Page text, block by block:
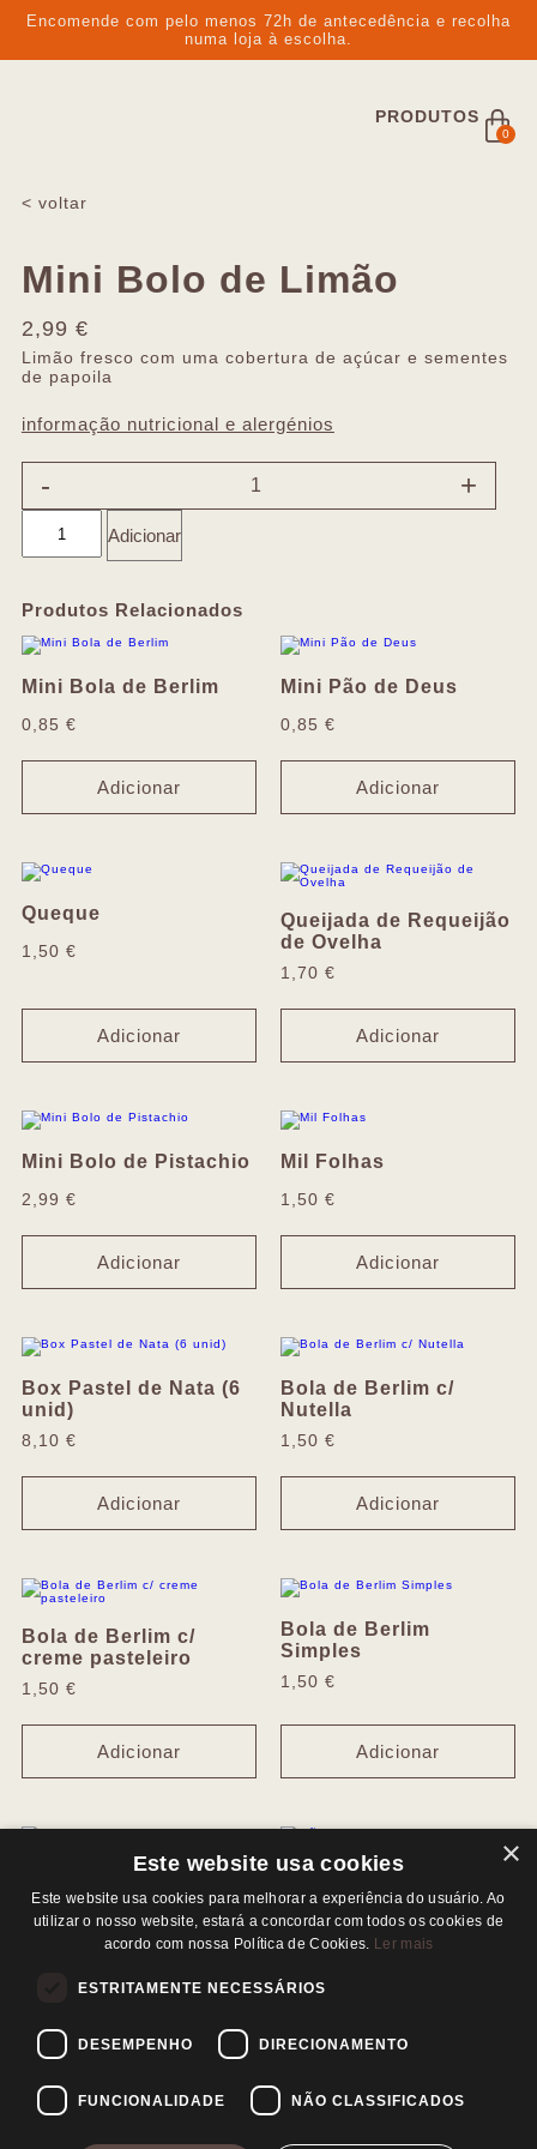
Encomende com pelo menos 72h de antecedência e recolha
numa loja à escolha.
PRODUTOS
0
< voltar
Mini Bolo de Limão
2,99 €
Limão fresco com uma cobertura de açúcar e sementes
de papoila
informação nutricional e alergénios
- +
Adicionar
Produtos Relacionados
Mini Bola de Berlim
0,85 €
Adicionar
Mini Pão de Deus
0,85 €
Adicionar
Queque
1,50 €
Adicionar
Queijada de Requeijão
de Ovelha
1,70 €
Adicionar
Mini Bolo de Pistachio
2,99 €
Adicionar
Mil Folhas
1,50 €
Adicionar
Box Pastel de Nata (6
unid)
8,10 €
Adicionar
Bola de Berlim c/
Nutella
1,50 €
Adicionar
Bola de Berlim c/
creme pasteleiro
1,50 €
Adicionar
Bola de Berlim
Simples
1,50 €
Adicionar
Pastel de Nata
1,40€
Adicionar
Pão de Deus
1,45€
×
Este website usa cookies
Este website usa cookies para melhorar a experiência do usuário. Ao
utilizar o nosso website, estará a concordar com todos os cookies de
acordo com nossa Política de Cookies. Ler mais
ESTRITAMENTE NECESSÁRIOS
DESEMPENHO DIRECIONAMENTO
FUNCIONALIDADE NÃO CLASSIFICADOS